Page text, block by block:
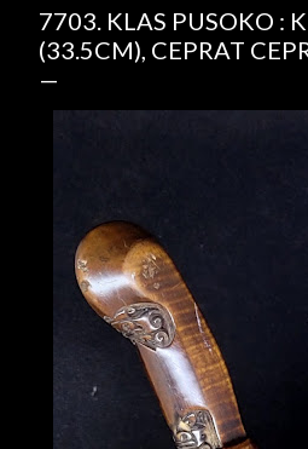
7703. KLAS PUSOKO :
(33.5CM), CEPRAT